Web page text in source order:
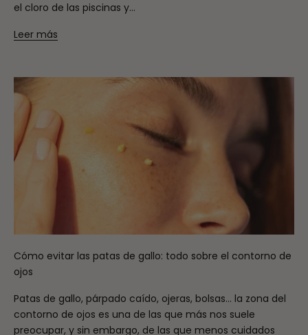
el cloro de las piscinas y...
Leer más
Cómo evitar las patas de gallo: todo sobre el contorno de
ojos
Patas de gallo, párpado caído, ojeras, bolsas… la zona del
contorno de ojos es una de las que más nos suele
preocupar, y sin embargo, de las que menos cuidados